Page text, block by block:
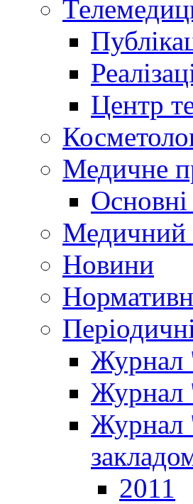
Центр
Медичне
Основні
Медичний
Новини
Журнал
Журнал
Журнал
2011